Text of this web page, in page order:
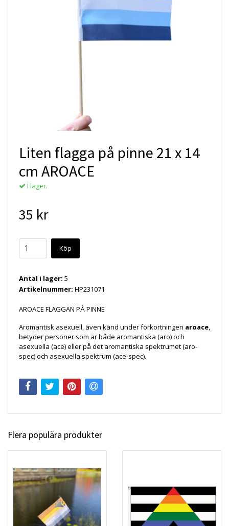
Liten flagga på pinne 21 x 14
cm AROACE
I lager.
35 kr
Köp
Antal i lager: 5
Artikelnummer: HP231071
AROACE FLAGGAN PÅ PINNE
Aromantisk asexuell, även känd under förkortningen aroace,
betyder personer som är både aromantiska (aro) och
asexuella (ace) eller på det aromantiska spektrumet (aro-
spec) och asexuella spektrum (ace-spec).
Flera populära produkter